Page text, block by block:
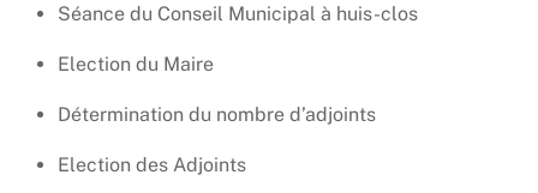
Séance du Conseil Municipal à huis-clos
Election du Maire
Détermination du nombre d’adjoints
Election des Adjoints